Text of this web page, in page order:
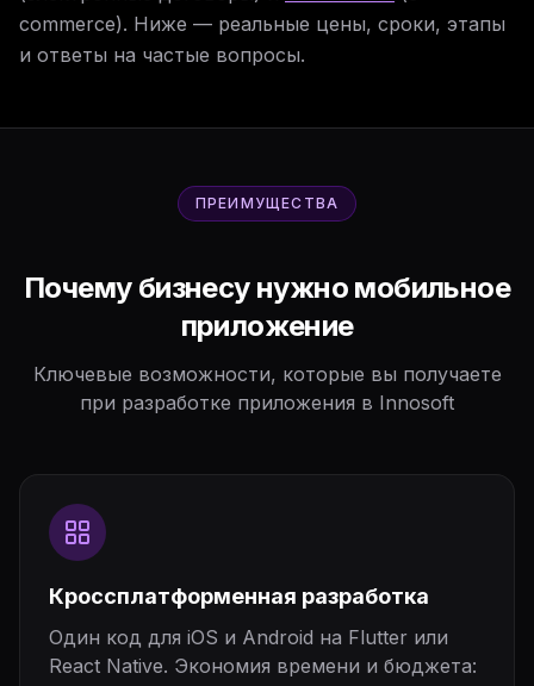
commerce). Ниже — реальные цены, сроки, этапы
и ответы на частые вопросы.
ПРЕИМУЩЕСТВА
Почему бизнесу нужно мобильное
приложение
Ключевые возможности, которые вы получаете
при разработке приложения в Innosoft
Кроссплатформенная разработка
Один код для iOS и Android на Flutter или
React Native. Экономия времени и бюджета: